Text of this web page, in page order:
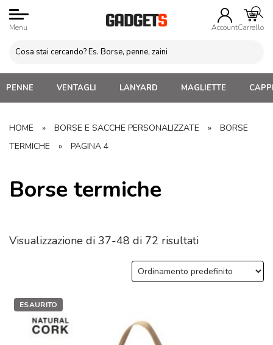
Menu AccountCarrello
PENNE VENTAGLI LANYARD MAGLIETTE
HOME » BORSE E SACCHE PERSONALIZZATE »
BORSE
TERMICHE
» PAGINA 4
Borse termiche
Visualizzazione di 37-48 di 72 risultati
ESAURITO